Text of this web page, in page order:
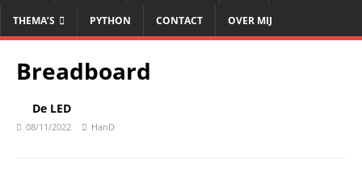
THEMA’S PYTHON CONTACT OVER MIJ
Breadboard
De LED
08/11/2022 HanD